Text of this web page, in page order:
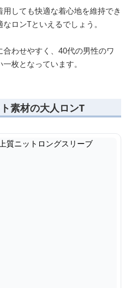
しても快適な着心地を維持でき
ロンTといえるでしょう。
わせやすく、40代の男性のワ
枚となっています。
素材の大人ロンT